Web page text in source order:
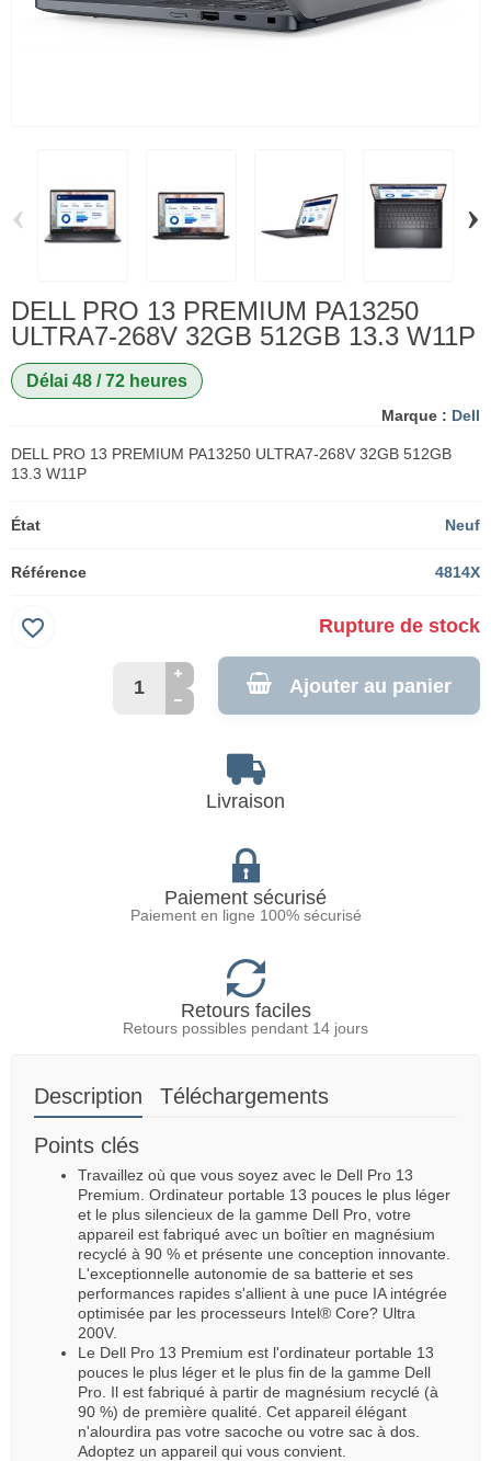
‹ ›
DELL PRO 13 PREMIUM PA13250
ULTRA7-268V 32GB 512GB 13.3 W11P
Délai 48 / 72 heures
Marque : Dell
DELL PRO 13 PREMIUM PA13250 ULTRA7-268V 32GB 512GB
13.3 W11P
État Neuf
Référence 4814X
Rupture de stock
Ajouter au panier
favorite_border
Livraison
Paiement sécurisé
Paiement en ligne 100% sécurisé
Retours faciles
Retours possibles pendant 14 jours
Description Téléchargements
Points clés
Travaillez où que vous soyez avec le Dell Pro 13
Premium. Ordinateur portable 13 pouces le plus léger
et le plus silencieux de la gamme Dell Pro, votre
appareil est fabriqué avec un boîtier en magnésium
recyclé à 90 % et présente une conception innovante.
L'exceptionnelle autonomie de sa batterie et ses
performances rapides s'allient à une puce IA intégrée
optimisée par les processeurs Intel® Core? Ultra
200V.
Le Dell Pro 13 Premium est l'ordinateur portable 13
pouces le plus léger et le plus fin de la gamme Dell
Pro. Il est fabriqué à partir de magnésium recyclé (à
90 %) de première qualité. Cet appareil élégant
n'alourdira pas votre sacoche ou votre sac à dos.
Adoptez un appareil qui vous convient.